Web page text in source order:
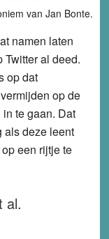
van Jan Bonte.
namen laten
al deed.
op dat
op de
te gaan. Dat
als deze leent
een rijtje te
al.